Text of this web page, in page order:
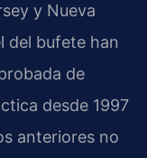
y Nueva
del bufete han
de
desde 1997
anteriores no